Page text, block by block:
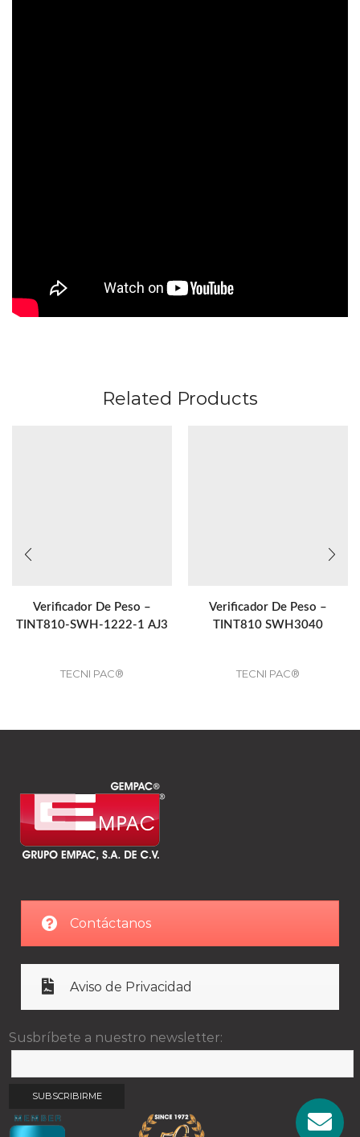
Related Products
Verificador De Peso –
TINT810-SWH-1222-1 AJ3
TECNI PAC®
Verificador De Peso –
TINT810 SWH3040
TECNI PAC®
Contáctanos
Aviso de Privacidad
Susbríbete a nuestro newsletter: